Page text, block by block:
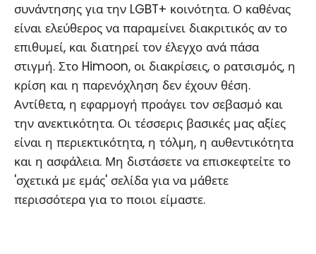
συνάντησης για την LGBT+ κοινότητα. Ο καθένας
είναι ελεύθερος να παραμείνει διακριτικός αν το
επιθυμεί, και διατηρεί τον έλεγχο ανά πάσα
στιγμή. Στο Himoon, οι διακρίσεις, ο ρατσισμός, η
κρίση και η παρενόχληση δεν έχουν θέση.
Αντίθετα, η εφαρμογή προάγει τον σεβασμό και
την ανεκτικότητα. Οι τέσσερις βασικές μας αξίες
είναι η περιεκτικότητα, η τόλμη, η αυθεντικότητα
και η ασφάλεια. Μη διστάσετε να επισκεφτείτε το
'σχετικά με εμάς' σελίδα για να μάθετε
περισσότερα για το ποιοι είμαστε.